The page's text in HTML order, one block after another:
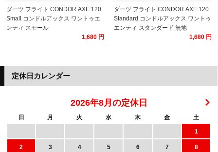
ダーツ フライト CONDOR AXE 120
Small コンドルアックス ワントゥエ
ンティ スモール
1,680 円
ダーツ フライト CONDOR AXE 120
Standard コンドルアックス ワントゥ
エンティ スタンダード 無地
1,680 円
定休日カレンダー
2026年8月の定休日
日 月 火 水 木 金
土
1
2
3 4 5 6 7
8